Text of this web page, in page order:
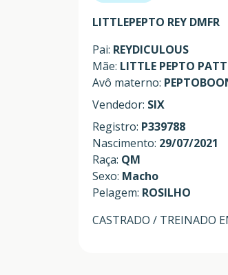
LITTLEPEPTO REY DMFR
Pai: REYDICULOUS
Mãe: LITTLE PEPTO
Avô materno:
Vendedor: SIX
Registro: P339788
Nascimento: 29/07/2021
Raça: QM
Sexo: Macho
Pelagem: ROSILHO
CASTRADO / TREINADO